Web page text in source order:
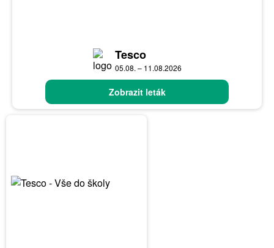
Tesco
05.08. – 11.08.2026
Zobrazit leták